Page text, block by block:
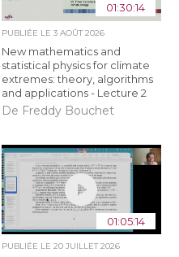
01:30:14
PUBLIÉE LE 3 AOÛT 2026
New mathematics and
statistical physics for climate
extremes: theory, algorithms
and applications - Lecture 2
De Freddy Bouchet
01:05:14
PUBLIÉE LE 20 JUILLET 2026